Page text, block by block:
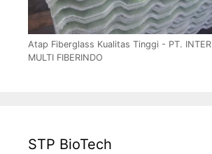
Atap Fiberglass Kualitas Tinggi - PT. INTER
MULTI FIBERINDO
STP BioTech